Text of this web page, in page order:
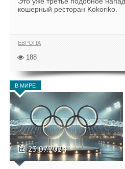
кошерный ресторан Kokoriko.
ЕВРОПА
188
В МИРЕ
23.07.2024